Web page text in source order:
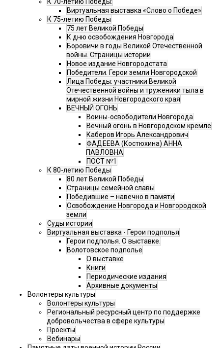
К 70-летию Победы:
Виртуальная выставка «Слово о Победе»
К 75-летию Победы
75 лет Великой Победы
К дню освобождения Новгорода
Боровичи в годы Великой Отечественной
войны. Страницы истории
Новое издание Новгородстата
Победители. Герои земли Новгородской
Лица Победы: участники Великой
Отечественной войны и труженики тыла в
мирной жизни Новгородского края
ВЕЧНЫЙ ОГОНЬ
Воины-освободители Новгорода
Вечный огонь в Новгородском кремле
Каберов Игорь Александрович
ФАДЕЕВА (Костюхина) АННА
ПАВЛОВНА
ПОСТ №1
К 80-летию Победы
80 лет Великой Победы
Страницы семейной славы
Победившие – навечно в памяти
Освобождение Новгорода и Новгородской
земли
Суды истории
Виртуальная выставка - Герои подполья
Герои подполья. О выставке.
Волотовское подполье
О выставке
Книги
Периодические издания
Архивные документы
Волонтеры культуры
Волонтеры культуры
Региональный ресурсный центр по поддержке
добровольчества в сфере культуры
Проекты
Вебинары